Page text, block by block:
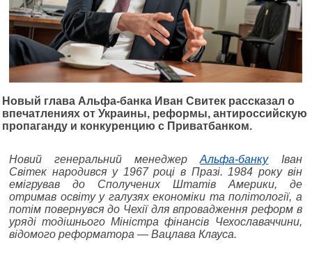
Новый глава Альфа-банка Иван Свитек рассказал о
впечатлениях от Украины, реформы, антироссийскую
пропаганду и конкуренцию с Приватбанком.
Новий генеральний менеджерАльфа-банкуІван
Світек народився у 1967 році в Празі. 1984 рокувін
емігрував до Сполучених Штатів Америки, де
отримав освіту у галузях економіки та політології, а
потім повернувся до Чехії для впровадження реформ в
уряді тодішнього Міністра фінансів Чехославаччини,
відомого реформатора — Вацлава Клауса.